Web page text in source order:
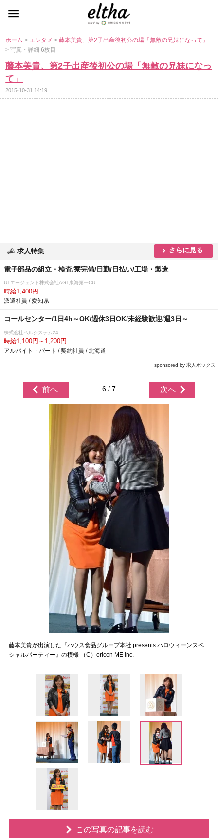
ホーム> エンタメ>藤本美貴、第2子出産後初公の場「無敵の兄妹になって」
> 写真・詳細 6枚目
藤本美貴、第2子出産後初公の場「無敵の兄妹になっ
て」
2015-10-31 14:19
求人特集 さらに見る
電子部品の組立・検査/寮完備/日勤/日払い/工場・製造
UTエージェント株式会社AGT東海第一CU
時給1,400円
派遣社員 / 愛知県
コールセンター/1日4h～OK/週休3日OK/未経験歓迎/週3日～
株式会社ベルシステム24
時給1,100円～1,200円
アルバイト・パート / 契約社員 / 北海道
sponsored by 求人ボックス
前へ 6 / 7 次へ
藤本美貴が出演した『ハウス食品グループ本社 presents ハロウィーンスペ
シャルパーティー』の模様 （C）oricon ME inc.
この写真の記事を読む